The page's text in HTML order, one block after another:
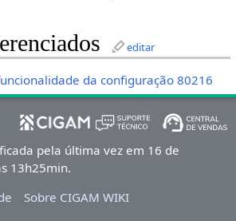
editar
da configuração 80216
pela última vez em 16 de
13h25min.
Sobre CIGAM WIKI